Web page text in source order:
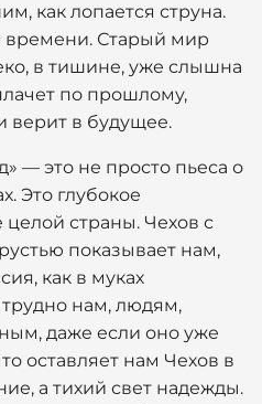
как лопается струна.
времени. Старый мир
в тишине, уже слышна
по прошлому,
верит в будущее.
— это не просто пьеса о
Это глубокое
страны. Чехов с
показывает нам,
как в муках
трудно нам, людям,
даже если оно уже
оставляет нам Чехов в
а тихий свет надежды.